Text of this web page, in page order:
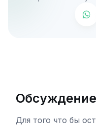
Обсуждение
Для того что бы